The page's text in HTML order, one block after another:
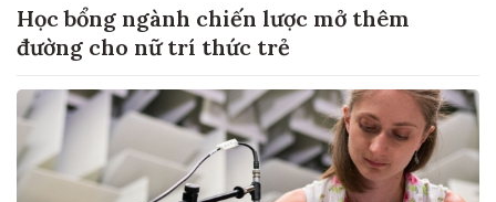
Học bổng ngành chiến lược mở thêm
đường cho nữ trí thức trẻ